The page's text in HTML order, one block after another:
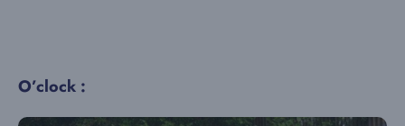
O’clock :